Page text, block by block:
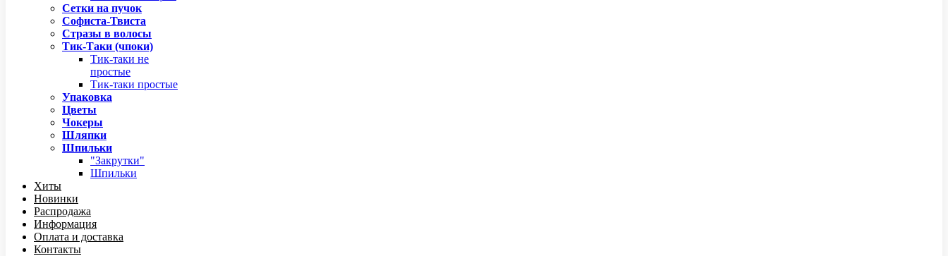
Сетки на пучок
Софиста-Твиста
Стразы в волосы
Тик-Таки (чпоки)
Тик-таки не
простые
Тик-таки простые
Упаковка
Цветы
Чокеры
Шляпки
Шпильки
"Закрутки"
Шпильки
Хиты
Новинки
Распродажа
Информация
Оплата и доставка
Контакты